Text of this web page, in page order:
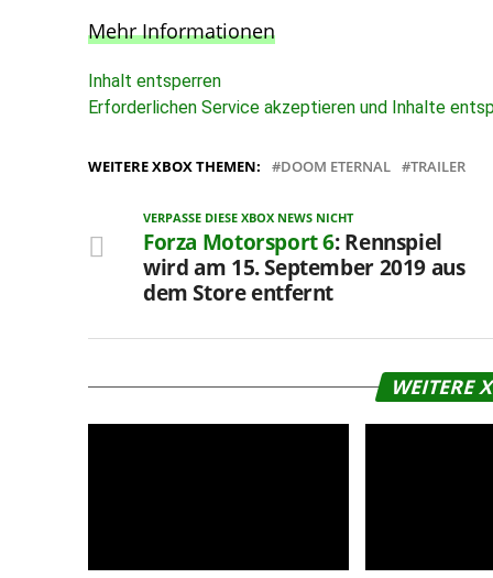
Mehr Informationen
Inhalt entsperren
Erforderlichen Service akzeptieren und Inhalte
WEITERE XBOX THEMEN: DOOM ETERNAL TRAILER
VERPASSE DIESE XBOX NEWS NICHT
Forza Motorsport 6: Rennspiel
wird am 15. September 2019 aus
dem Store entfernt
WEITERE